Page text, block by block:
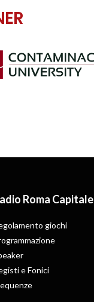
Roma Capitale
giochi
e Fonici